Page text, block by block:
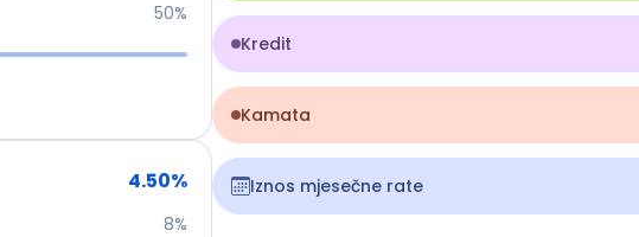
50%
4.50%
8%
Kredit
Kamata
Iznos mjesečne rate